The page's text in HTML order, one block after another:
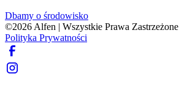
Dbamy o środowisko
©2026 Alfen | Wszystkie Prawa Zastrzeżone
Polityka Prywatności